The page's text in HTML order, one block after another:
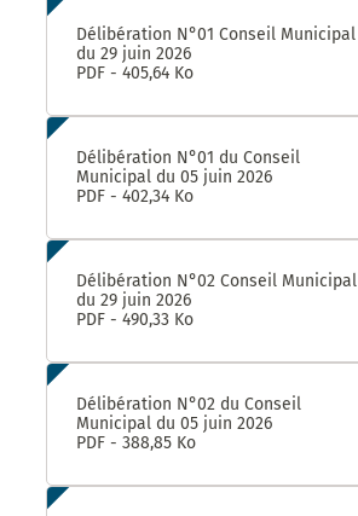
Délibération N°01 Conseil Municipal
du 29 juin 2026
PDF - 405,64 Ko
Délibération N°01 du Conseil
Municipal du 05 juin 2026
PDF - 402,34 Ko
Délibération N°02 Conseil Municipal
du 29 juin 2026
PDF - 490,33 Ko
Délibération N°02 du Conseil
Municipal du 05 juin 2026
PDF - 388,85 Ko